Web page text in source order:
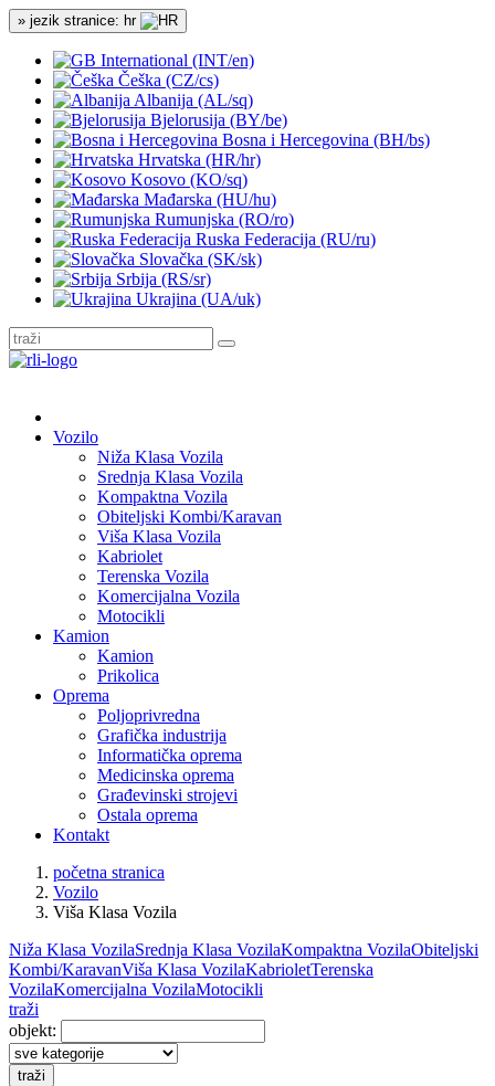
» jezik stranice: hr
International (INT/en)
Češka (CZ/cs)
Albanija (AL/sq)
Bjelorusija (BY/be)
Bosna i Hercegovina (BH/bs)
Hrvatska (HR/hr)
Kosovo (KO/sq)
Mađarska (HU/hu)
Rumunjska (RO/ro)
Ruska Federacija (RU/ru)
Slovačka (SK/sk)
Srbija (RS/sr)
Ukrajina (UA/uk)
Vozilo
Niža Klasa Vozila
Srednja Klasa Vozila
Kompaktna Vozila
Obiteljski Kombi/Karavan
Viša Klasa Vozila
Kabriolet
Terenska Vozila
Komercijalna Vozila
Motocikli
Kamion
Kamion
Prikolica
Oprema
Poljoprivredna
Grafička industrija
Informatička oprema
Medicinska oprema
Građevinski strojevi
Ostala oprema
Kontakt
početna stranica
Vozilo
Viša Klasa Vozila
Niža Klasa VozilaSrednja Klasa VozilaKompaktna VozilaObiteljski
Kombi/KaravanViša Klasa VozilaKabrioletTerenska
VozilaKomercijalna VozilaMotocikli
traži
objekt:
traži